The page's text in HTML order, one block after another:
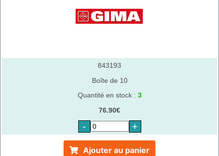
843193
Boîte de 10
Quantité en stock : 3
76.90€
- +
Ajouter au panier